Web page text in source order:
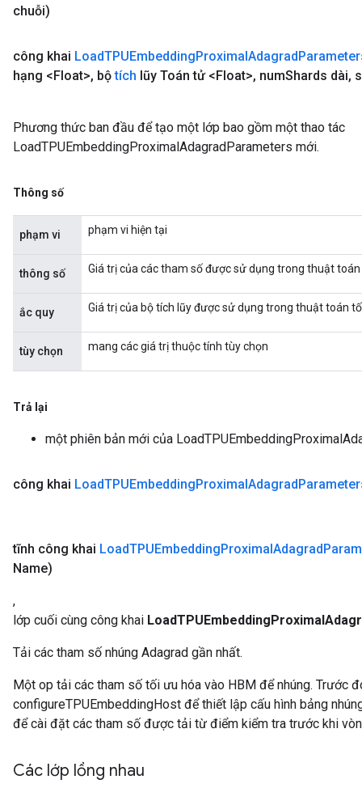
chuỗi)
công khai LoadTPUEmbeddingProximalAdagrad
hạng <Float>, bộtích lũy Toán tử <Float>, numShards dài,
Phương thức ban đầu để tạo một lớp bao gồm một thao tác
LoadTPUEmbeddingProximalAdagradParameters mới.
Thông số
phạm vi phạm vi hiện tại
thông số Giá trị của các tham số được sử dụng trong thuật
ắc quy Giá trị của bộ tích lũy được sử dụng trong thuật toán
tùy chọn mang các giá trị thuộc tính tùy chọn
Trả lại
một phiên bản mới của
công khai LoadTPUEmbeddingProximalAdagrad
tĩnh công khai LoadTPUEmbeddingProximalAdagrad
Name)
,
lớp cuối cùng công khai
Tải các tham số nhúng Adagrad gần nhất.
Một op tải các tham số tối ưu hóa vào HBM để nhúng. Trước
configureTPUEmbeddingHost để thiết lập cấu hình bảng
để cài đặt các tham số được tải từ điểm kiểm tra trước khi
Các lớp lồng nhau